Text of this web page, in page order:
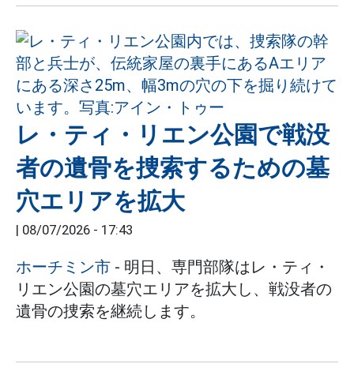
レ・ティ・リエン公園で戦没
者の遺骨を捜索するための墓
穴エリアを拡大
| 08/07/2026 - 17:43
ホーチミン市 - 明日、専門部隊はレ・ティ・
リエン公園の墓穴エリアを拡大し、戦没者の
遺骨の捜索を継続します。